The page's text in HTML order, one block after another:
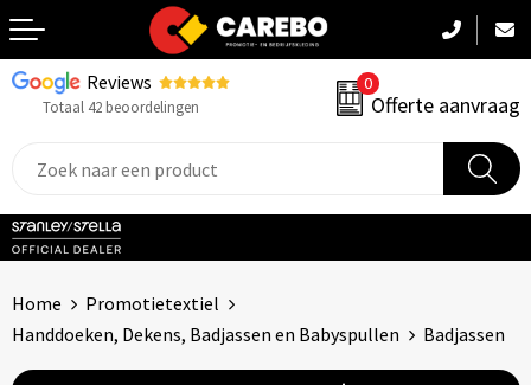
Reviews
Totaal 42 beoordelingen
0
Offerte aanvraag
Terug
Sportkleding
Home
Promotietextiel
Handdoeken, Dekens, Badjassen en Babyspullen
Badjassen